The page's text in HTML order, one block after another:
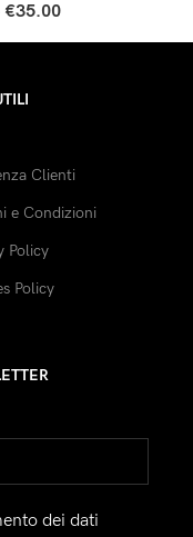
€35.00
Clienti
e Condizioni
Policy
Policy
dei dati